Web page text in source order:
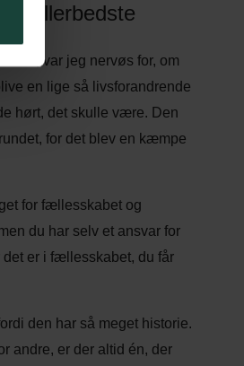
allerbedste
var jeg nervøs for, om
en lige så livsforandrende
hørt, det skulle være. Den
for det blev en kæmpe
for fællesskabet og
du har selv et ansvar for
det er i fællesskabet, du får
den har så meget historie.
andre, er der altid én, der